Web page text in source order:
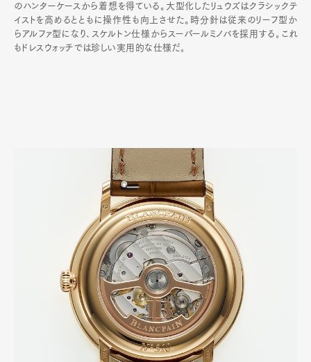
のハンターケースから着想を得ている。大型化したリュウズはクラシックテ
イストを高めるとともに操作性も向上させた。時分針は従来のリーフ型か
らアルファ型になり､スケルトン仕様からスーパールミノバを採用する｡これ
もドレスウォッチでは珍しい実用的な仕様だ｡